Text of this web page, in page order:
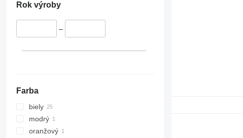
Rok výroby
–
Farba
biely
modrý
oranžový